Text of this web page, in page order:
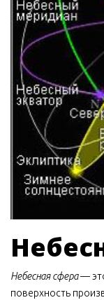
Небесная сфера—
поверхность